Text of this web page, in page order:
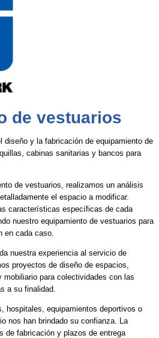
de vestuarios
diseño y la fabricación de equipamiento de
cabinas sanitarias y bancos para
de vestuarios, realizamos un análisis
el espacio a modificar.
características específicas de cada
nuestro equipamiento de vestuarios para
en cada caso.
nuestra experiencia al servicio de
proyectos de diseño de espacios,
para colectividades con las
a su finalidad.
hospitales, equipamientos deportivos o
nos han brindado su confianza. La
de fabricación y plazos de entrega